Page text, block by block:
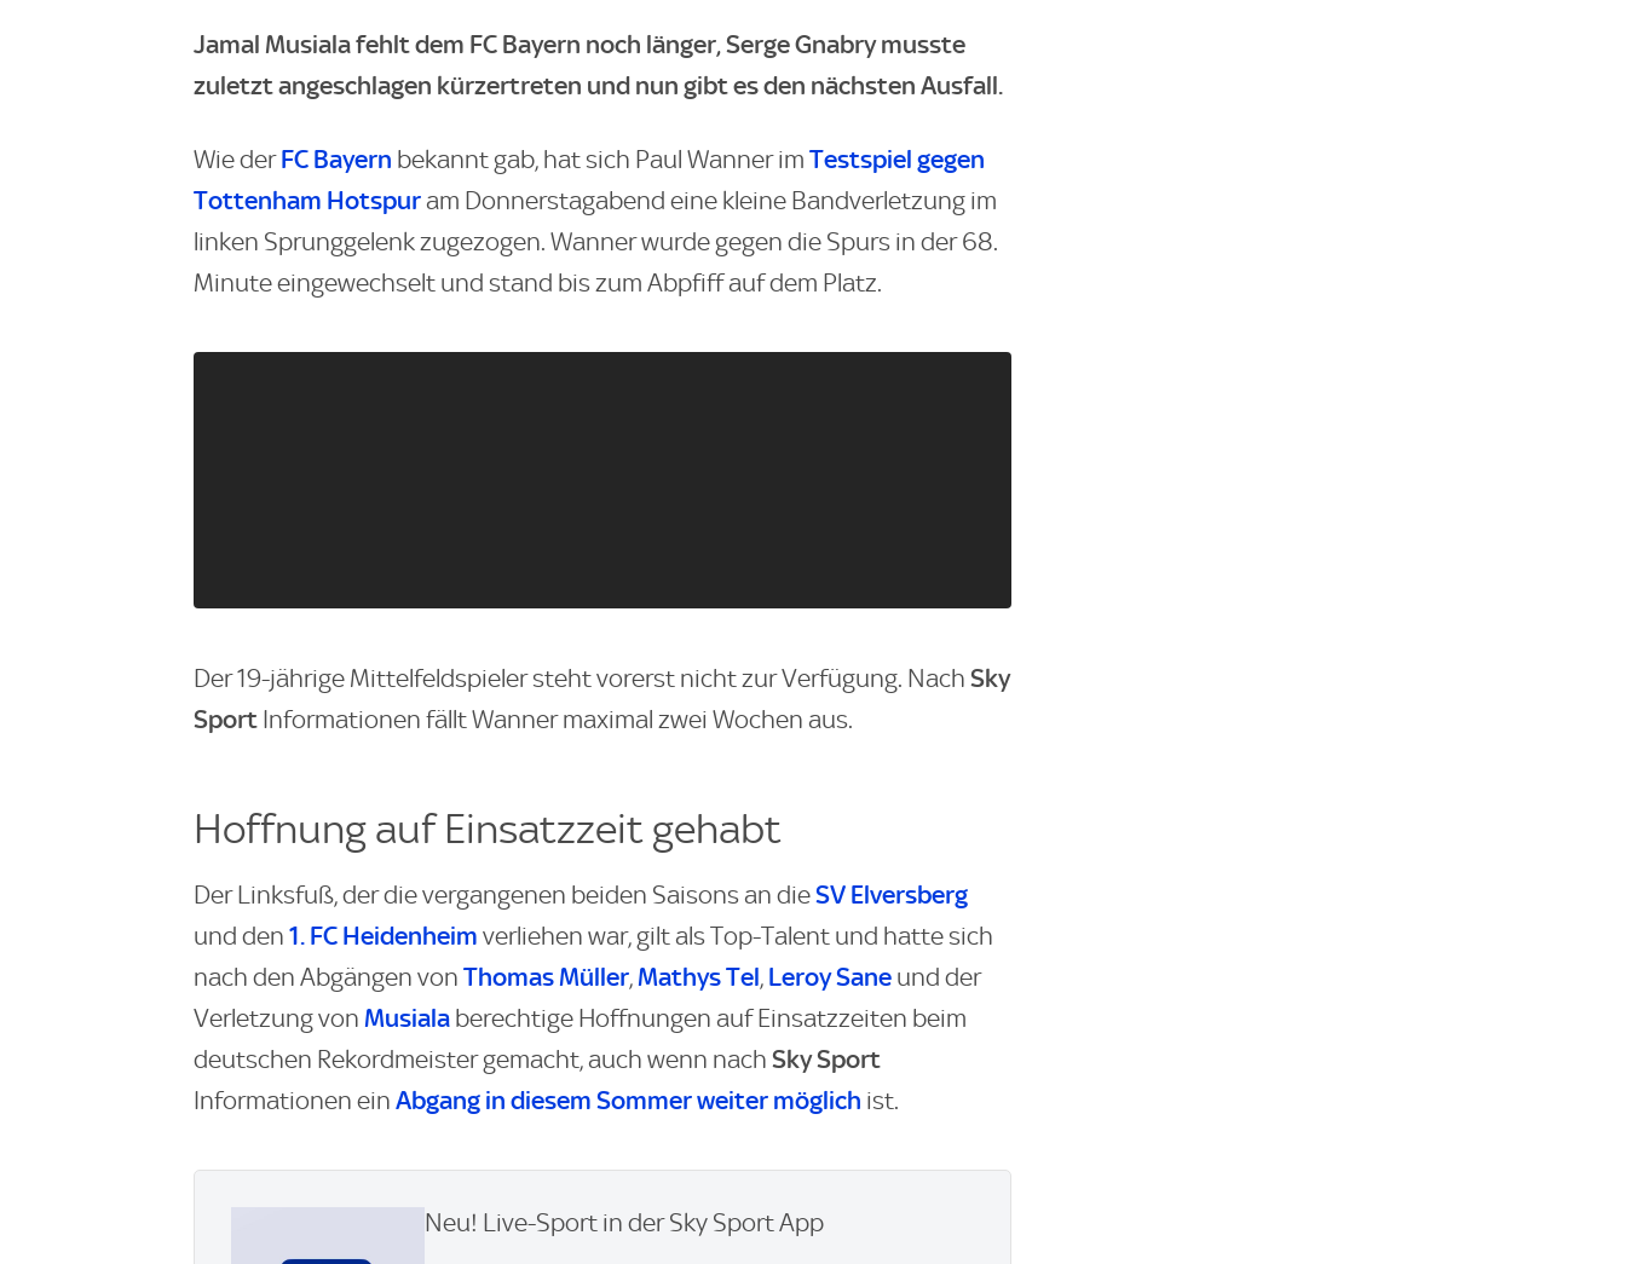
Jamal Musiala fehlt dem FC Bayern noch länger, Serge Gnabry musste
zuletzt angeschlagen kürzertreten und nun gibt es den nächsten Ausfall.
Wie derFC Bayern bekannt gab, hat sich Paul Wanner im Testspiel gegen
Tottenham Hotspuram Donnerstagabend eine kleine Bandverletzung im
linken Sprunggelenk zugezogen. Wanner wurde gegen die Spurs in der 68.
Minute eingewechselt und stand bis zum Abpfiff auf dem Platz.
Der 19-jährige Mittelfeldspieler steht vorerst nicht zur Verfügung. Nach Sky
Sport Informationen fällt Wanner maximal zwei Wochen aus.
Hoffnung auf Einsatzzeit gehabt
Der Linksfuß, der die vergangenen beiden Saisons an dieSV Elversberg
und den 1. FC Heidenheim verliehen war, gilt als Top-Talent und hatte sich
nach den Abgängen von Thomas Müller, Mathys Tel, Leroy Sane und der
Verletzung von Musiala berechtige Hoffnungen auf Einsatzzeiten beim
deutschen Rekordmeister gemacht, auch wenn nach Sky Sport
Informationen ein Abgang in diesem Sommer weiter möglich ist.
Neu! Live-Sport in der Sky Sport App